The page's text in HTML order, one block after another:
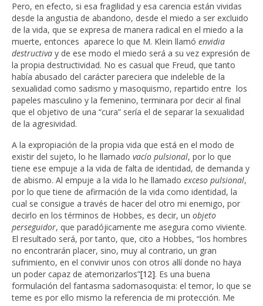
Pero, en efecto, si esa fragilidad y esa carencia están vividas
desde la angustia de abandono, desde el miedo a ser excluido
de la vida, que se expresa de manera radical en el miedo a la
muerte, entonces aparece lo que M. Klein llamó envidia
destructiva y de ese modo el miedo será a su vez expresión de
la propia destructividad. No es casual que Freud, que tanto
había abusado del carácter pareciera que indeleble de la
sexualidad como sadismo y masoquismo, repartido entre los
papeles masculino y la femenino, terminara por decir al final
que el objetivo de una “cura” sería el de separar la sexualidad
de la agresividad.
A la expropiación de la propia vida que está en el modo de
existir del sujeto, lo he llamado vacío pulsional, por lo que
tiene ese empuje a la vida de falta de identidad, de demanda y
de abismo. Al empuje a la vida lo he llamado exceso pulsional,
por lo que tiene de afirmación de la vida como identidad, la
cual se consigue a través de hacer del otro mi enemigo, por
decirlo en los términos de Hobbes, es decir, un objeto
perseguidor, que paradójicamente me asegura como viviente.
El resultado será, por tanto, que, cito a Hobbes, “los hombres
no encontrarán placer, sino, muy al contrario, un gran
sufrimiento, en el convivir unos con otros allí donde no haya
un poder capaz de atemorizarlos”[12]. Es una buena
formulación del fantasma sadomasoquista: el temor, lo que se
teme es por ello mismo la referencia de mi protección. Me